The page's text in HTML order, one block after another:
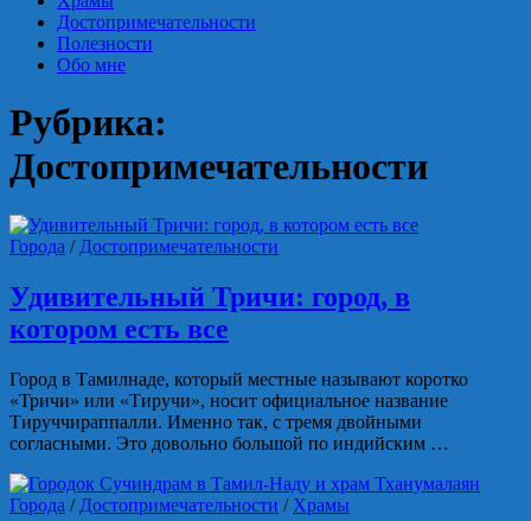
Достопримечательности
Полезности
Обо мне
Рубрика:
Достопримечательности
Города / Достопримечательности
Удивительный Тричи: город, в
котором есть все
Город в Тамилнаде, который местные называют коротко
«Тричи» или «Тиручи», носит официальное название
Тируччираппалли. Именно так, с тремя двойными
согласными. Это довольно большой по индийским …
Города / Достопримечательности / Храмы